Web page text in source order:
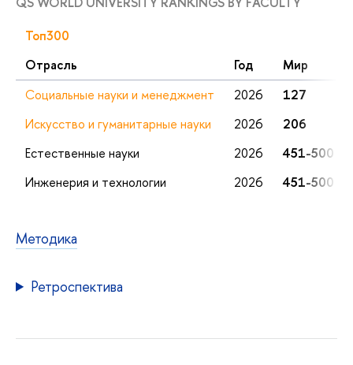
Топ300
Отрасль
Год
Мир
Социальные науки и менеджмент
2026
127
Искусство и гуманитарные науки
2026
206
Естественные науки
2026
451-500
Инженерия и технологии
2026 451-500
Методика
Ретроспектива